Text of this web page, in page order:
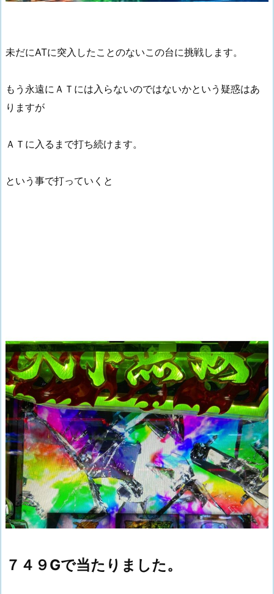
未だにATに突入したことのないこの台に挑戦します。
もう永遠にＡＴには入らないのではないかという疑惑はあ
りますが
ＡＴに入るまで打ち続けます。
という事で打っていくと
７４９Gで当たりました。